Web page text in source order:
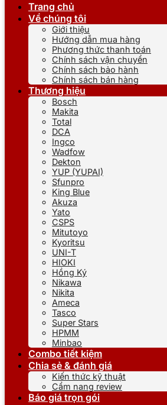
Trang chủ
Về chúng tôi
Giới thiệu
Hướng dẫn mua hàng
Phương thức thanh toán
Chính sách vận chuyển
Chính sách bảo hành
Chính sách bán hàng
Thương hiệu
Bosch
Makita
Total
DCA
Ingco
Wadfow
Dekton
YUP (YUPAI)
Sfunpro
King Blue
Akuza
Yato
CSPS
Mitutoyo
Kyoritsu
UNI-T
HIOKI
Hồng Ký
Nikawa
Nikita
Ameca
Tasco
Super Stars
HPMM
Minbao
Combo tiết kiệm
Chia sẻ & đánh giá
Kiến thức kỹ thuật
Cẩm nang review
Báo giá trọn gói